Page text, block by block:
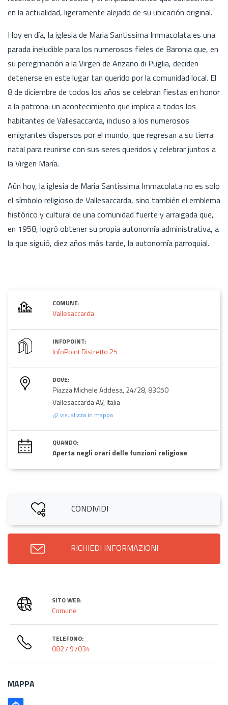
en la actualidad, ligeramente alejado de su ubicación original.
Hoy en día, la iglesia de Maria Santissima Immacolata es una
parada ineludible para los numerosos fieles de Baronia que, en
su peregrinación a la Virgen de Anzano di Puglia, deciden
detenerse en este lugar tan querido por la comunidad local. El
8 de diciembre de todos los años se celebran fiestas en honor
a la patrona: un acontecimiento que implica a todos los
habitantes de Vallesaccarda, incluso a los numerosos
emigrantes dispersos por el mundo, que regresan a su tierra
natal para reunirse con sus seres queridos y celebrar juntos a
la Virgen María.
Aún hoy, la iglesia de Maria Santissima Immacolata no es solo
el símbolo religioso de Vallesaccarda, sino también el emblema
histórico y cultural de una comunidad fuerte y arraigada que,
en 1958, logró obtener su propia autonomía administrativa, a
la que siguió, diez años más tarde, la autonomía parroquial.
COMUNE:
Vallesaccarda
INFOPOINT:
InfoPoint Distretto 25
DOVE:
Piazza Michele Addesa, 24/28, 83050
Vallesaccarda AV, Italia
visualizza in mappa
QUANDO:
Aperta negli orari delle funzioni religiose
CONDIVIDI
RICHIEDI INFORMAZIONI
SITO WEB:
Comune
TELEFONO:
0827 97034
MAPPA